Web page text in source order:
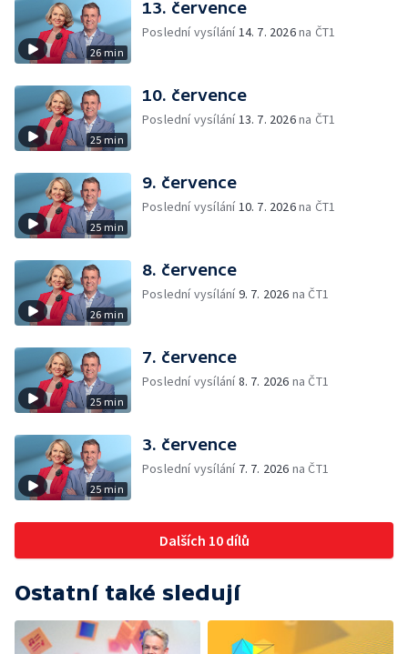
26 min
13. července
Poslední vysílání14. 7. 2026na ČT1
25 min
10. července
Poslední vysílání13. 7. 2026na ČT1
25 min
9. července
Poslední vysílání10. 7. 2026na ČT1
26 min
8. července
Poslední vysílání9. 7. 2026 na ČT1
25 min
7. července
Poslední vysílání8. 7. 2026 na ČT1
25 min
3. července
Poslední vysílání 7. 7. 2026 na ČT1
Dalších 10 dílů
Ostatní také sledují